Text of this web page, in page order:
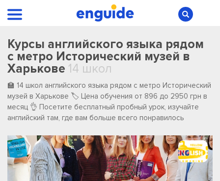
Курсы английского языка рядом
с метро Исторический музей в
Харькове 14 школ
🏫 14 школ английского языка рядом с метро Исторический
музей в Харькове 🏷️ Цена обучения от 896 до 2950 грн в
месяц 👌 Посетите бесплатный пробный урок, изучайте
английский там, где вам больше всего понравилось